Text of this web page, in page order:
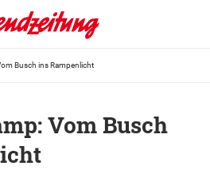
Busch ins Rampenlicht
Vom Busch